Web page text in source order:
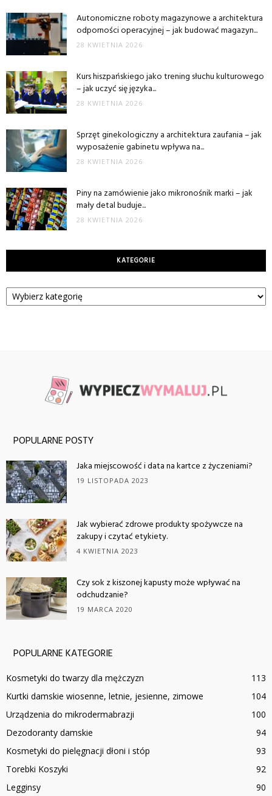
Autonomiczne roboty magazynowe a architektura
odporności operacyjnej – jak budować magazyn...
28 KWIETNIA 2026
Kurs hiszpańskiego jako trening słuchu kulturowego
– jak uczyć się języka...
28 KWIETNIA 2026
Sprzęt ginekologiczny a architektura zaufania – jak
wyposażenie gabinetu wpływa na...
28 KWIETNIA 2026
Piny na zamówienie jako mikronośnik marki – jak
mały detal buduje...
28 KWIETNIA 2026
KATEGORIE
Kategorie
POPULARNE POSTY
Jaka miejscowość i data na kartce z życzeniami?
19 LISTOPADA 2023
Jak wybierać zdrowe produkty spożywcze na
zakupy i czytać etykiety.
4 KWIETNIA 2023
Czy sok z kiszonej kapusty może wpływać na
odchudzanie?
19 MARCA 2020
POPULARNE KATEGORIE
Kosmetyki do twarzy dla mężczyzn
113
Kurtki damskie wiosenne, letnie, jesienne, zimowe
104
Urządzenia do mikrodermabrazji
100
Dezodoranty damskie
94
Kosmetyki do pielęgnacji dłoni i stóp
93
Torebki Koszyki
92
Legginsy
90